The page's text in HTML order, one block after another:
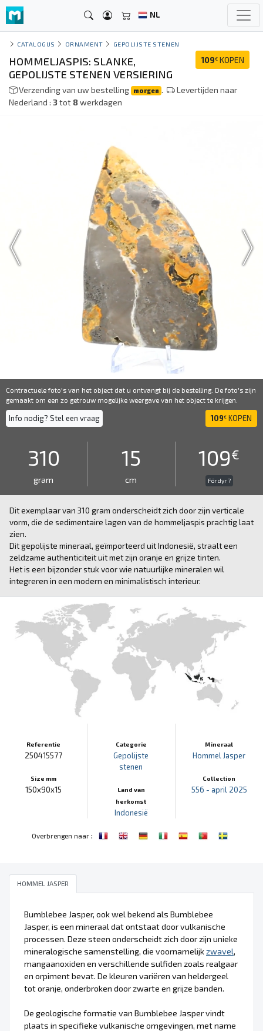
NL
CATALOGUS ORNAMENT GEPOLIJSTE STENEN
109€ KOPEN
HOMMELJASPIS: SLANKE,
GEPOLIJSTE STENEN VERSIERING
Verzending van uw bestelling morgen .
Levertijden naar
Nederland : 3tot 8werkdagen
Contractuele foto's van het object dat u ontvangt bij de bestelling. De foto's zijn
gemaakt om een ​​zo getrouw mogelijke weergave van het object te krijgen.
Info nodig? Stel een vraag 109€ KOPEN
310
gram
15
cm
109€
För dyr ?
Dit exemplaar van 310 gram onderscheidt zich door zijn verticale
vorm, die de sedimentaire lagen van de hommeljaspis prachtig laat
zien.
Dit gepolijste mineraal, geïmporteerd uit Indonesië, straalt een
zeldzame authenticiteit uit met zijn oranje en grijze tinten.
Het is een bijzonder stuk voor wie natuurlijke mineralen wil
integreren in een modern en minimalistisch interieur.
Referentie
250415577
Size mm
150x90x15
Categorie
Gepolijste
stenen
Land van
herkomst
Indonesië
Mineraal
Hommel Jasper
Collection
556 - april 2025
Overbrengen naar:
HOMMEL JASPER
Bumblebee Jasper, ook wel bekend als Bumblebee
Jasper, is een mineraal dat ontstaat door vulkanische
processen. Deze steen onderscheidt zich door zijn unieke
mineralogische samenstelling, die voornamelijkzwavel,
mangaanoxiden en verschillende sulfiden zoals realgaar
en orpiment bevat. De kleuren variëren van heldergeel
tot oranje, onderbroken door zwarte en grijze banden.
De geologische formatie van Bumblebee Jasper vindt
plaats in specifieke vulkanische omgevingen, met name